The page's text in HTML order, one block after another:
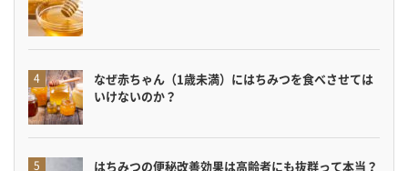
なぜ赤ちゃん（1歳未満）にはちみつを食べさせては
いけないのか？
はちみつの便秘改善効果は高齢者にも抜群って本当？